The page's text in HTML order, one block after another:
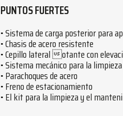
PUNTOS FUERTES
• Sistema de carga posterior para
• Chasis de acero resistente
• Cepillo lateral otante con
• Sistema mecánico para la
• Parachoques de acero
• Freno de estacionamiento
• El kit para la limpieza y el